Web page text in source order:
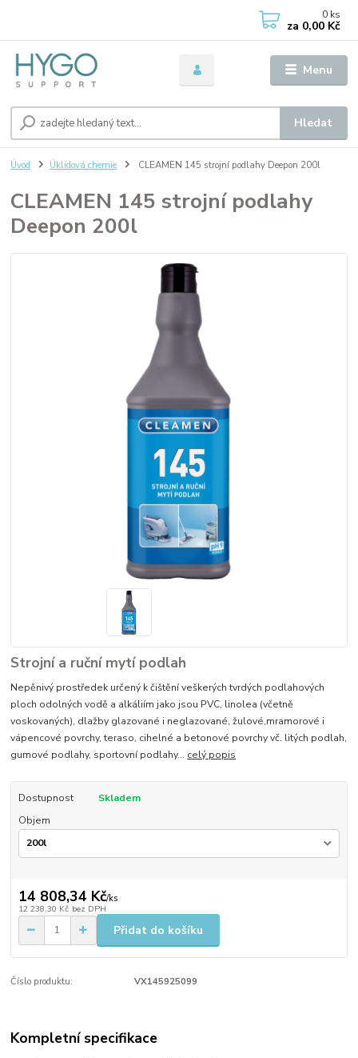
Menu
Hledat
0 ks
za 0,00 Kč
Úvod Úklidová chemie CLEAMEN 145 strojní podlahy Deepon 200l
CLEAMEN 145 strojní podlahy
Deepon 200l
Strojní a ruční mytí podlah
Nepěnivý prostředek určený k čištění veškerých tvrdých podlahových
ploch odolných vodě a alkáliím jako jsou PVC, linolea (včetně
voskovaných), dlažby glazované i neglazované, žulové,mramorové i
vápencové povrchy, teraso, cihelné a betonové povrchy vč. litých podlah,
gumové podlahy, sportovní podlahy... celý popis
Dostupnost
Skladem
Objem
14 808,34 Kč/ks
12 238,30 Kč bez DPH
Přidat do košíku
Číslo produktu: VX145925099
Kompletní specifikace